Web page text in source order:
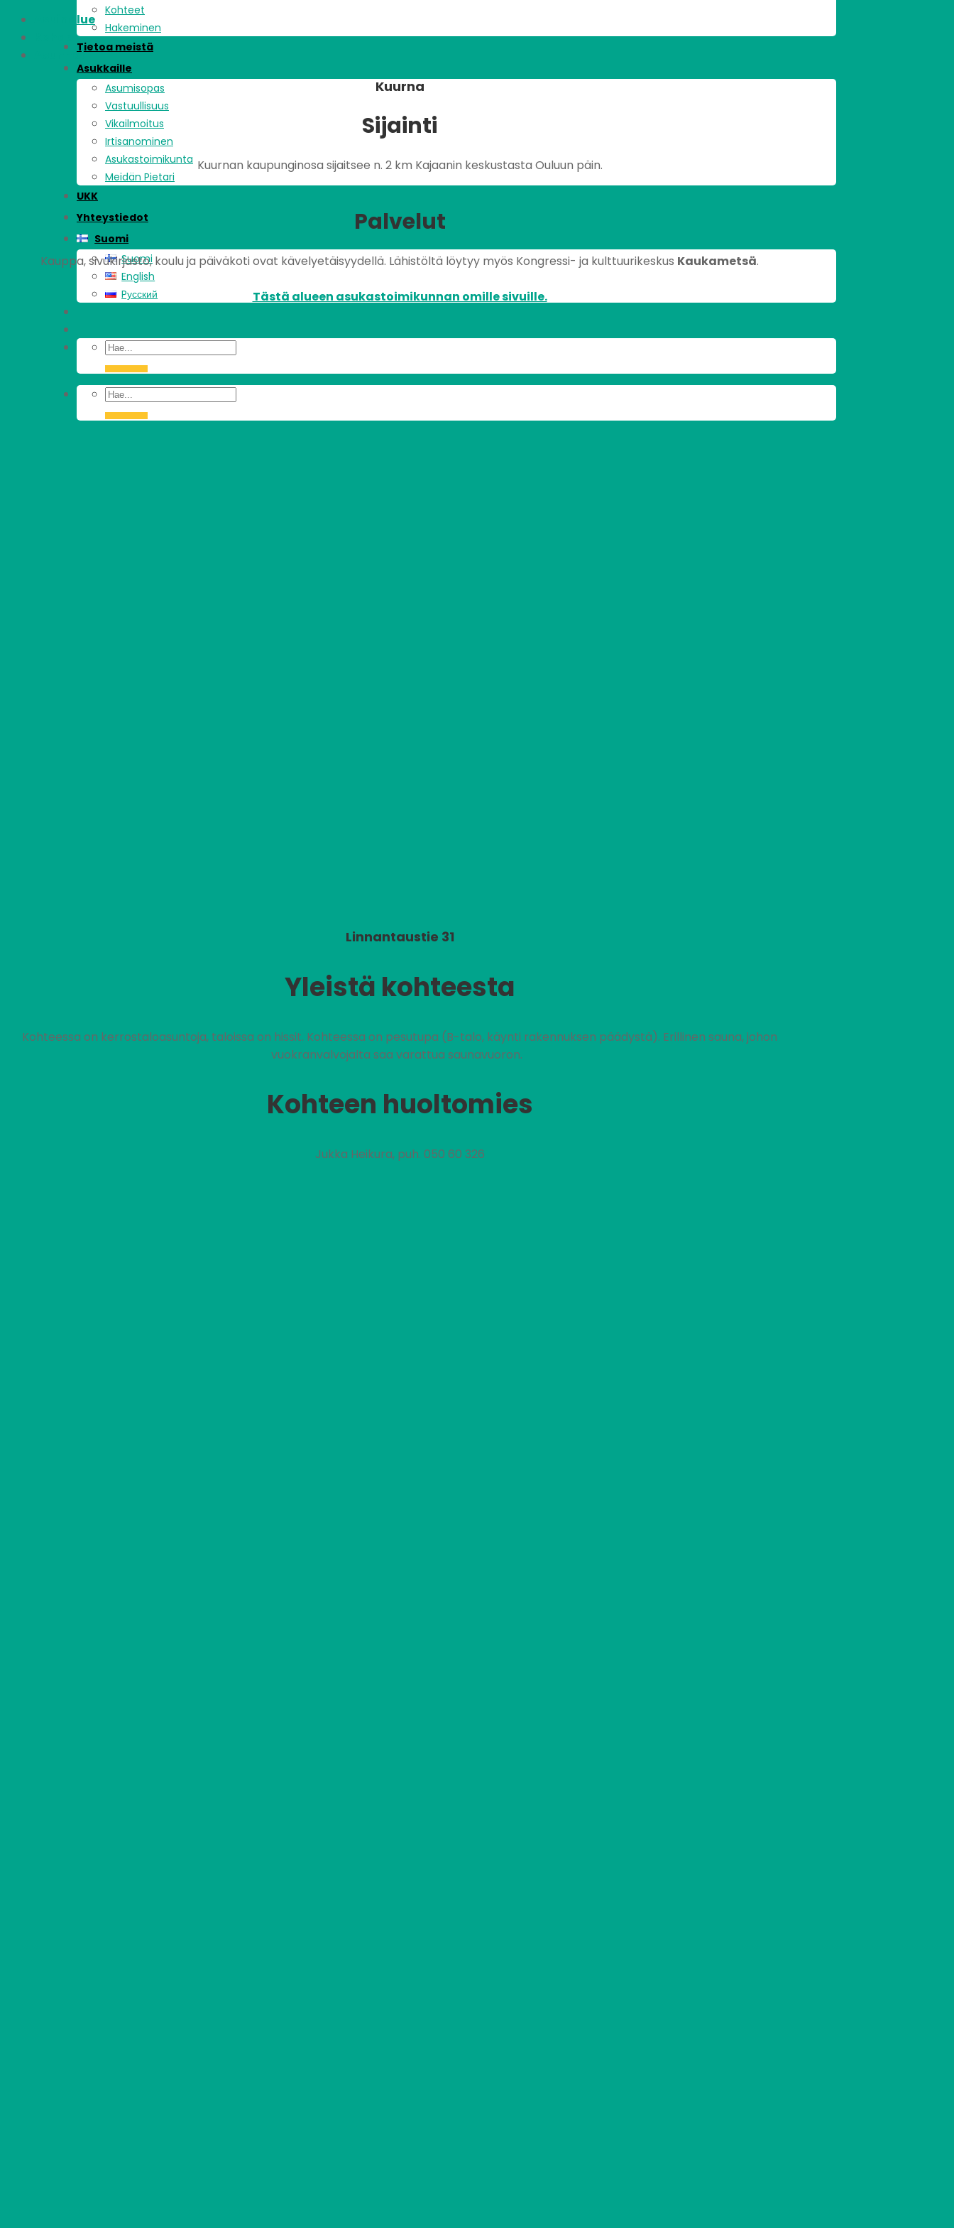
Kohteet
Hakeminen
Tietoa meistä
Asukkaille
Asumisopas
Vastuullisuus
Vikailmoitus
Irtisanominen
Asukastoimikunta
Meidän Pietari
UKK
Yhteystiedot
Suomi
Suomi
English
Pусский
Asuinalue
Asunnot
Kuurna
Sijainti
Kuurnan kaupunginosa sijaitsee n. 2 km Kajaanin keskustasta Ouluun päin.
Palvelut
Kauppa, sivukirjasto, koulu ja päiväkoti ovat kävelyetäisyydellä. Lähistöltä löytyy myös Kongressi- ja kulttuurikeskus Kaukametsä.
Tästä alueen asukastoimikunnan omille sivuille.
Linnantaustie 31
Yleistä kohteesta
Kohteessa on kerrostaloasuntoja, taloissa on hissit. Kohteessa on pesutupa (B-talo, käynti rakennuksen päädystä). Erillinen sauna, johon
vuokranvalvojalta saa varattua saunavuoron.
Kohteen huoltomies
Jukka Heikura, puh. 050 60 326